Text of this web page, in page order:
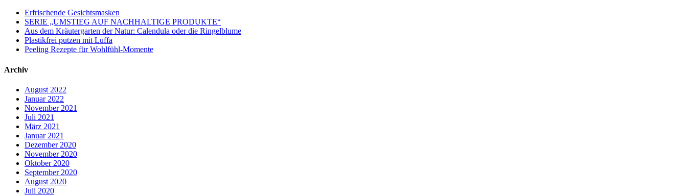
Erfrischende Gesichtsmasken
SERIE „UMSTIEG AUF NACHHALTIGE PRODUKTE“
Aus dem Kräutergarten der Natur: Calendula oder die Ringelblume
Plastikfrei putzen mit Luffa
Peeling Rezepte für Wohlfühl-Momente
Archiv
August 2022
Januar 2022
November 2021
Juli 2021
März 2021
Januar 2021
Dezember 2020
November 2020
Oktober 2020
September 2020
August 2020
Juli 2020